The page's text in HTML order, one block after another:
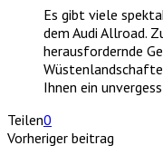
Es gibt viele
dem Audi Allroad.
herausfordernde
Ihnen ein
Teilen0
Vorheriger beitrag